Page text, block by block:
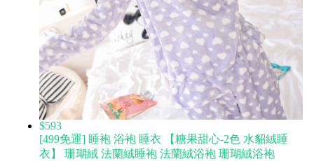
$593
[499免運] 睡袍 浴袍 睡衣 【糖果甜心-2色 水貂絨睡
衣】 珊瑚絨 法蘭絨睡袍 法蘭絨浴袍 珊瑚絨浴袍